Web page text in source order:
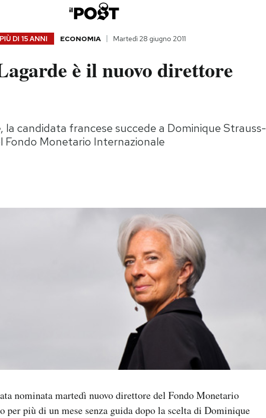
DI 15 ANNI ECONOMIA Martedì 28 giugno 2011
è il nuovo direttore
la candidata francese succede a Dominique Strauss-
Fondo Monetario Internazionale
nominata martedì nuovo direttore del Fondo Monetario
per più di un mese senza guida dopo la scelta di Dominique